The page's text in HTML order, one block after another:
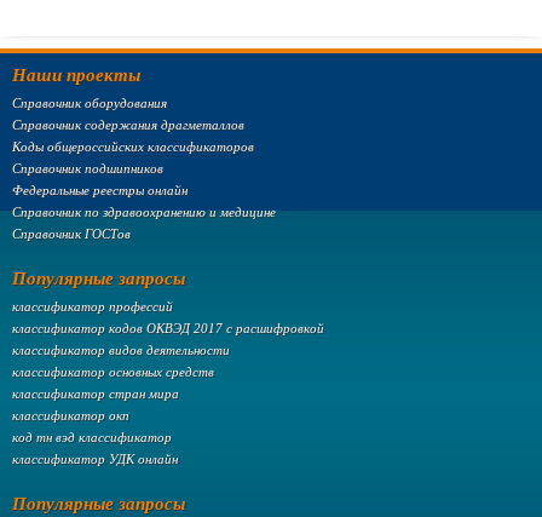
Наши проекты
Справочник оборудования
Справочник содержания драгметаллов
Коды общероссийских классификаторов
Справочник подшипников
Федеральные реестры онлайн
Справочник по здравоохранению и медицине
Справочник ГОСТов
Популярные запросы
классификатор профессий
классификатор кодов ОКВЭД 2017 с расшифровкой
классификатор видов деятельности
классификатор основных средств
классификатор стран мира
классификатор окп
код тн вэд классификатор
классификатор УДК онлайн
Популярные запросы